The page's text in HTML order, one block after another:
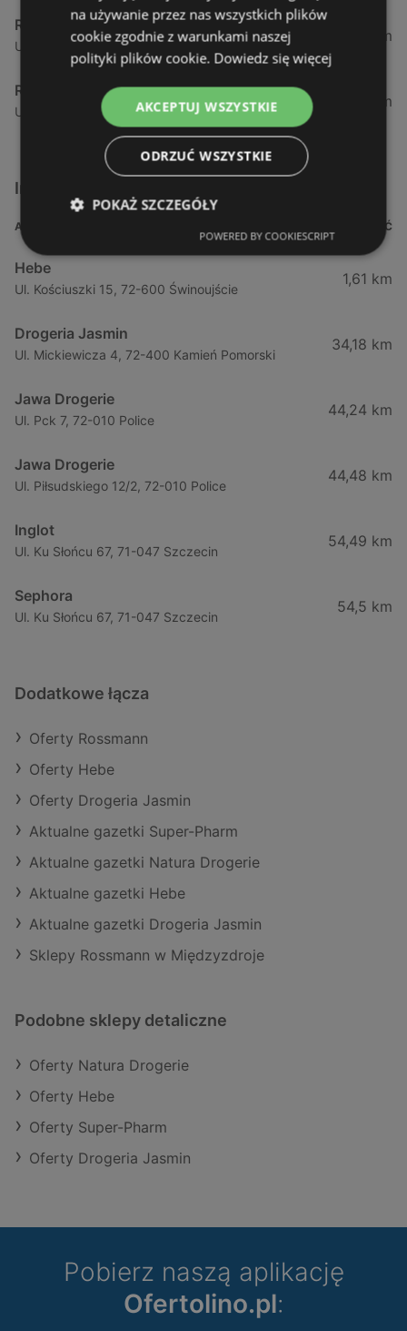
Rossmann
Ul. Gryfa Pomorskiego 15, 72-500 Międzyzdroje
12,47 km
Rossmann
Ul. Chrobrego 18, 72-400 Kamień Pomorski
34,17 km
Inne sklepy Kosmetyki w pobliżu
ADRES ODLEGŁOŚĆ
Hebe
Ul. Kościuszki 15, 72-600 Świnoujście
1,61 km
Drogeria Jasmin
Ul. Mickiewicza 4, 72-400 Kamień Pomorski
34,18 km
Jawa Drogerie
Ul. Pck 7, 72-010 Police
44,24 km
Jawa Drogerie
Ul. Piłsudskiego 12/2, 72-010 Police
44,48 km
Inglot
Ul. Ku Słońcu 67, 71-047 Szczecin
54,49 km
Sephora
Ul. Ku Słońcu 67, 71-047 Szczecin
54,5 km
Dodatkowe łącza
Oferty Rossmann
Oferty Hebe
Oferty Drogeria Jasmin
Aktualne gazetki Super-Pharm
Aktualne gazetki Natura Drogerie
Aktualne gazetki Hebe
Aktualne gazetki Drogeria Jasmin
Sklepy Rossmann w Międzyzdroje
Podobne sklepy detaliczne
Oferty Natura Drogerie
Oferty Hebe
Oferty Super-Pharm
Oferty Drogeria Jasmin
Pobierz naszą aplikację
Ofertolino.pl:
na używanie przez nas wszystkich plików
cookie zgodnie z warunkami naszej
polityki plików cookie. Dowiedz się więcej
AKCEPTUJ WSZYSTKIE
ODRZUĆ WSZYSTKIE
POKAŻ SZCZEGÓŁY
POWERED BY COOKIESCRIPT